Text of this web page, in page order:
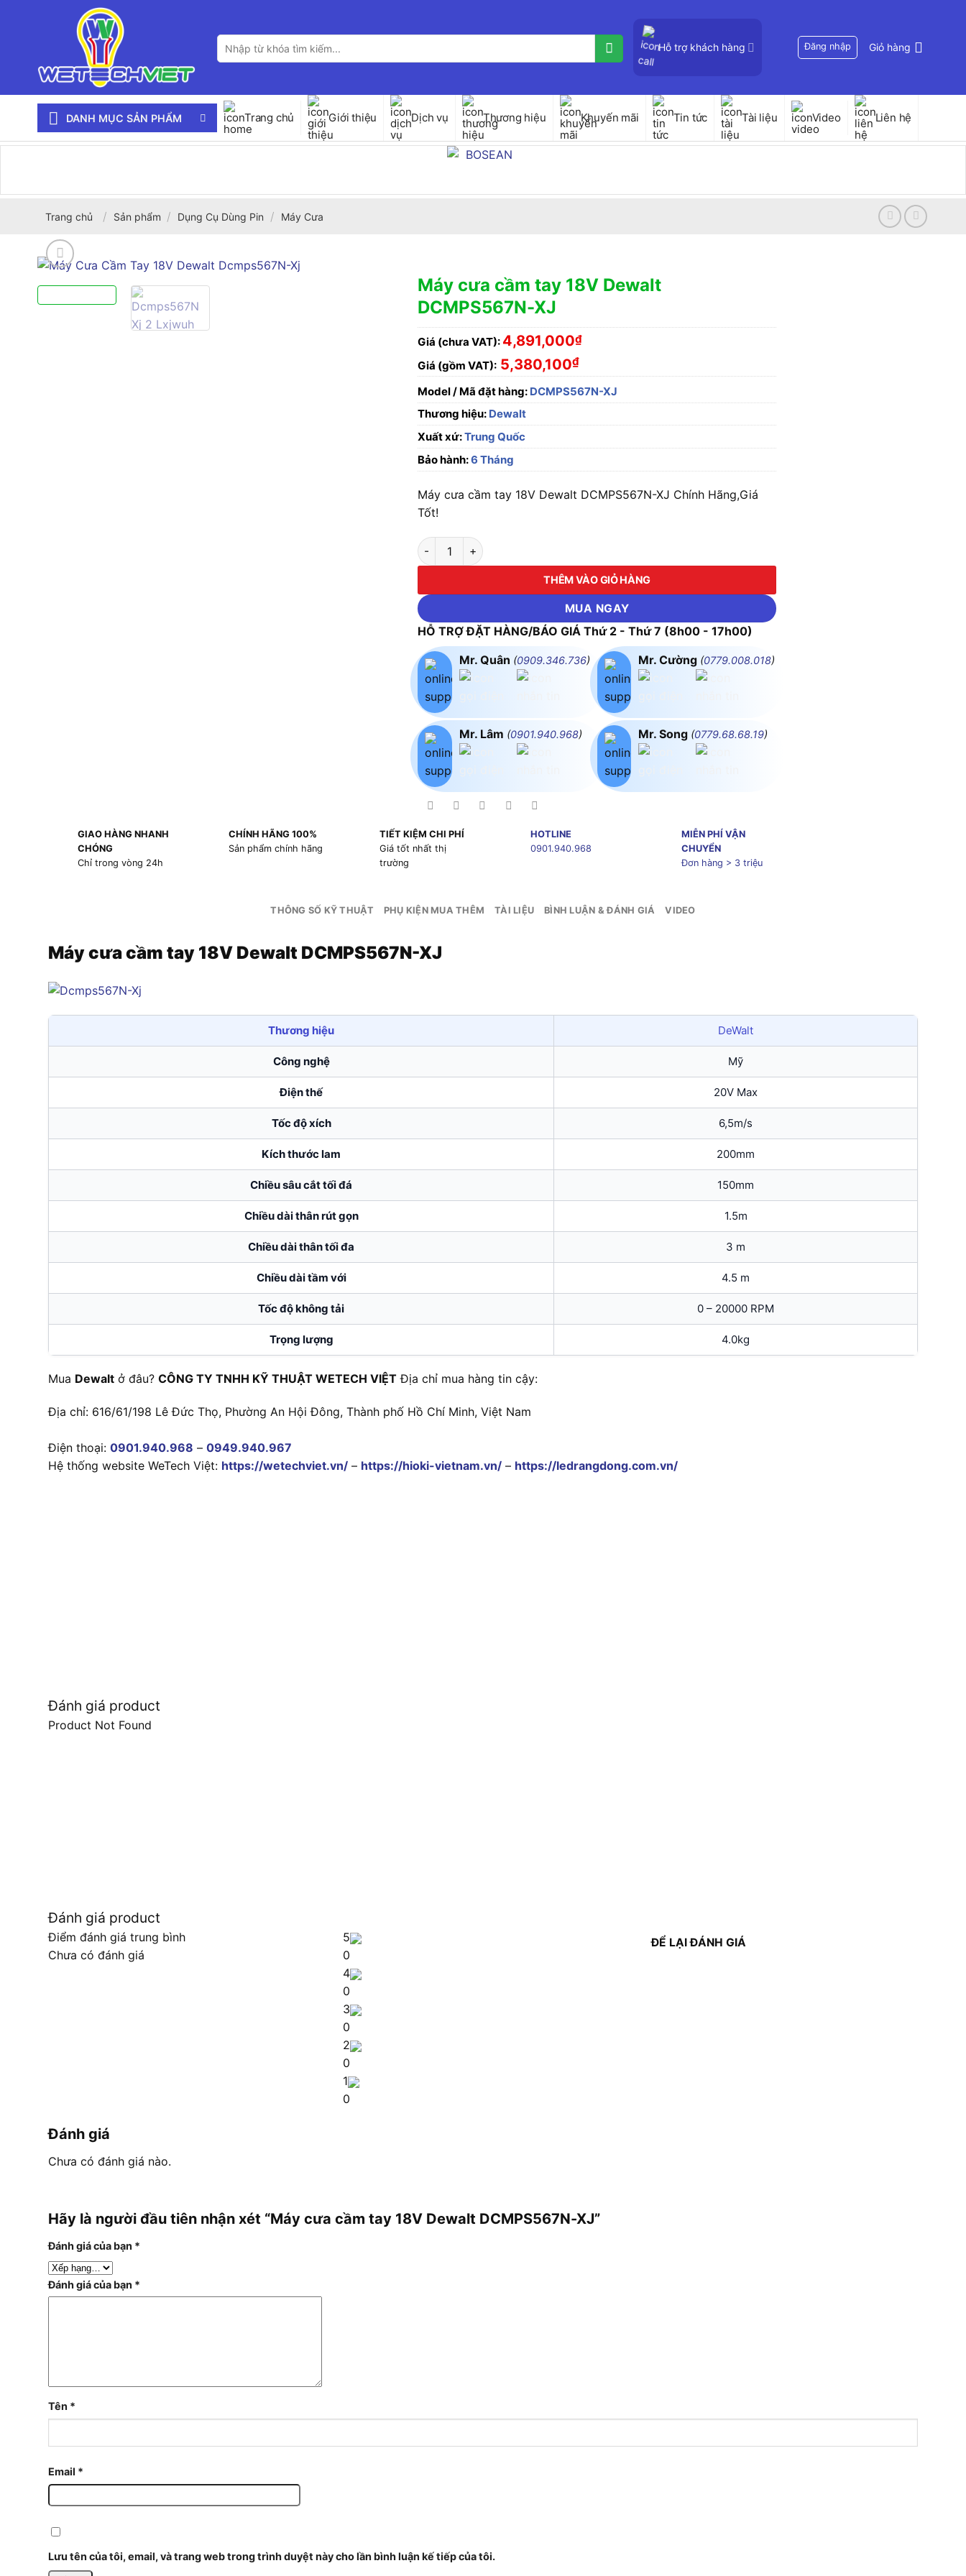
Tìm
kiếm:
Hỗ trợ khách hàng Đăng nhập Giỏ hàng
DANH MỤC SẢN PHẨM Trang chủ Giới thiệu Dịch vụ Thương hiệu Khuyến mãi Tin tức Tài liệu Video Liên hệ
Trang chủ / Sản phẩm / Dụng Cụ Dùng Pin / Máy Cưa
Máy cưa cầm tay 18V Dewalt
DCMPS567N-XJ
Giá (chưa VAT): 4,891,000₫
Giá (gồm VAT): 5,380,100₫
Model / Mã đặt hàng: DCMPS567N-XJ
Thương hiệu: Dewalt
Xuất xứ:Trung Quốc
Bảo hành:6 Tháng
Máy cưa cầm tay 18V Dewalt DCMPS567N-XJ Chính Hãng,Giá
Tốt!
Máy cưa cầm tay 18V Dewalt DCMPS567N-XJ số lượng
THÊM VÀO GIỎ HÀNG
MUA NGAY
HỖ TRỢ ĐẶT HÀNG/BÁO GIÁ Thứ 2 - Thứ 7 (8h00 - 17h00)
Mr. Quân (0909.346.736)
Mr. Lâm (0901.940.968)
Mr. Cường (0779.008.018)
Mr. Song (0779.68.68.19)
GIAO HÀNG NHANH
CHÓNG
Chỉ trong vòng 24h
CHÍNH HÃNG 100%
Sản phẩm chính hãng
TIẾT KIỆM CHI PHÍ
Giá tốt nhất thị
trường
HOTLINE
0901.940.968
MIỄN PHÍ VẬN
CHUYỂN
Đơn hàng > 3 triệu
THÔNG SỐ KỸ THUẬT PHỤ KIỆN MUA THÊM TÀI LIỆU BÌNH LUẬN & ĐÁNH GIÁ VIDEO
Máy cưa cầm tay 18V Dewalt DCMPS567N-XJ
Thương hiệu DeWalt
Công nghệ Mỹ
Điện thế 20V Max
Tốc độ xích 6,5m/s
Kích thước lam 200mm
Chiều sâu cắt tối đá 150mm
Chiều dài thân rút gọn 1.5m
Chiều dài thân tối đa 3 m
Chiều dài tầm với 4.5 m
Tốc độ không tải 0 – 20000 RPM
Trọng lượng 4.0kg
Mua Dewalt ở đâu? CÔNG TY TNHH KỸ THUẬT WETECH VIỆT Địa chỉ mua hàng tin cậy:
Địa chỉ: 616/61/198 Lê Đức Thọ, Phường An Hội Đông, Thành phố Hồ Chí Minh, Việt Nam
Điện thoại: 0901.940.968 – 0949.940.967
Hệ thống website WeTech Việt: https://wetechviet.vn/ – https://hioki-vietnam.vn/ – https://ledrangdong.com.vn/
Đánh giá product
Product Not Found
Đánh giá product
Điểm đánh giá trung bình
Chưa có đánh giá
5
0
4
0
3
0
2
0
1
0
ĐỂ LẠI ĐÁNH GIÁ
Đánh giá
Chưa có đánh giá nào.
Hãy là người đầu tiên nhận xét “Máy cưa cầm tay 18V Dewalt DCMPS567N-XJ”
Đánh giá của bạn *
Đánh giá của bạn *
Tên *
Email *
Lưu tên của tôi, email, và trang web trong trình duyệt này cho lần bình luận kế tiếp của tôi.